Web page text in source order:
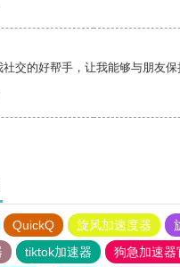
交的好帮手，让我能够与朋友保
QuickQ 旋风加速度器
tiktok加速器
狗急加速器